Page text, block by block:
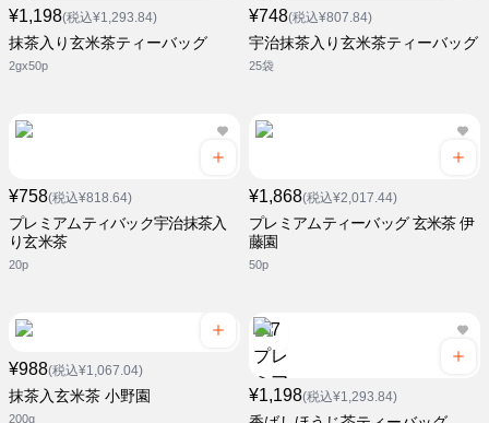
¥1,198(税込¥1,293.84)
抹茶入り玄米茶ティーバッグ
2gx50p
¥748(税込¥807.84)
宇治抹茶入り玄米茶ティーバッグ
25袋
¥758(税込¥818.64)
プレミアムティバック宇治抹茶入
り玄米茶
20p
¥1,868(税込¥2,017.44)
プレミアムティーバッグ 玄米茶 伊
藤園
50p
¥988(税込¥1,067.04)
抹茶入玄米茶 小野園
200g
¥1,198(税込¥1,293.84)